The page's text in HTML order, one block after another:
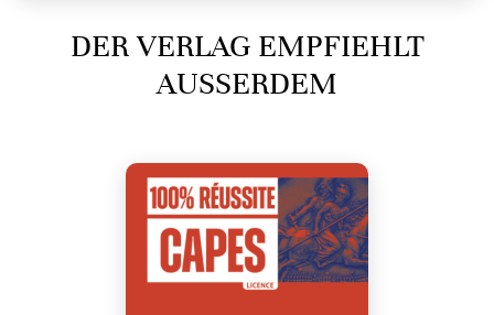
DER VERLAG EMPFIEHLT
AUSSERDEM